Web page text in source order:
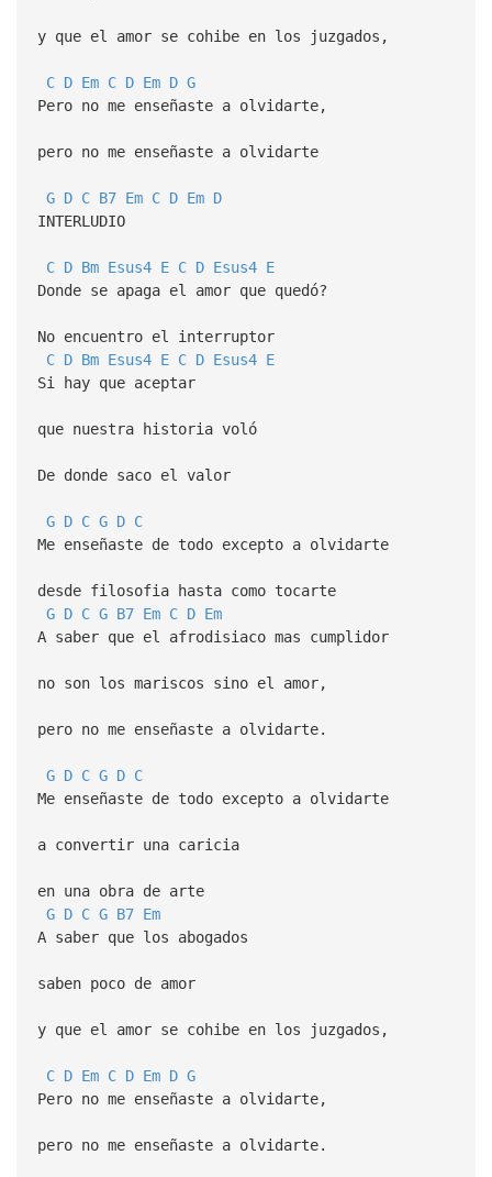
y que el amor se cohibe en los juzgados,
C D Em C D Em D G
Pero no me enseñaste a olvidarte,
pero no me enseñaste a olvidarte
G D C B7 Em C D Em D
INTERLUDIO
C D Bm Esus4 E C D Esus4 E
Donde se apaga el amor que quedó?
No encuentro el interruptor
C D Bm Esus4 E C D Esus4 E
Si hay que aceptar
que nuestra historia voló
De donde saco el valor
G D C G D C
Me enseñaste de todo excepto a olvidarte
desde filosofia hasta como tocarte
G D C G B7 Em C D Em
A saber que el afrodisiaco mas cumplidor
no son los mariscos sino el amor,
pero no me enseñaste a olvidarte.
G D C G D C
Me enseñaste de todo excepto a olvidarte
a convertir una caricia
en una obra de arte
G D C G B7 Em
A saber que los abogados
saben poco de amor
y que el amor se cohibe en los juzgados,
C D Em C D Em D G
Pero no me enseñaste a olvidarte,
pero no me enseñaste a olvidarte.